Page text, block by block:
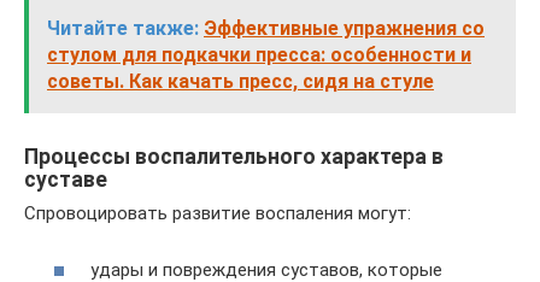
Читайте также: Эффективные упражнения со
стулом для подкачки пресса: особенности и
советы. Как качать пресс, сидя на стуле
Процессы воспалительного характера в
суставе
Спровоцировать развитие воспаления могут:
удары и повреждения суставов, которые